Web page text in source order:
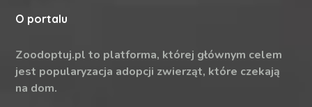
O portalu
Zoodoptuj.pl to platforma, której głównym celem
jest popularyzacja adopcji zwierząt, które czekają
na dom.